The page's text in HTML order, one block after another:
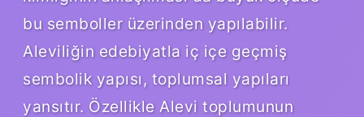
bu semboller üzerinden yapılabilir.
Aleviliğin edebiyatla iç içe geçmiş
sembolik yapısı, toplumsal yapıları
yansıtır. Özellikle Alevi toplumunun